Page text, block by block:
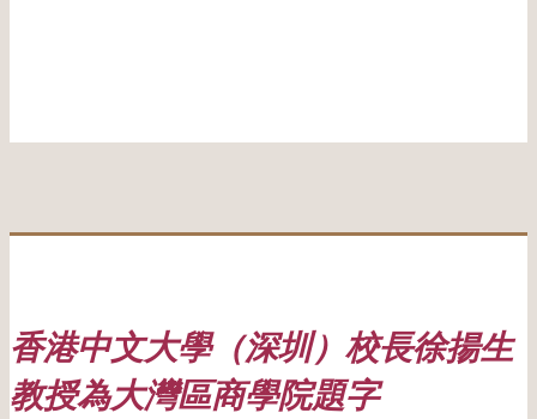
香港中文大學（深圳）校長徐揚生
教授為大灣區商學院題字